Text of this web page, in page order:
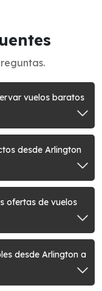
vuelos baratos
desde Arlington
ofertas de vuelos
desde Arlington a